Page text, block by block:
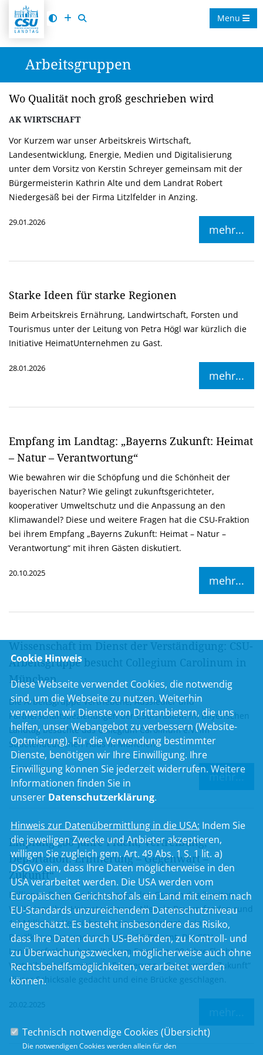
Menu
Arbeitsgruppen
Wo Qualität noch groß geschrieben wird
AK WIRTSCHAFT
Vor Kurzem war unser Arbeitskreis Wirtschaft,
Landesentwicklung, Energie, Medien und Digitalisierung
unter dem Vorsitz von Kerstin Schreyer gemeinsam mit der
Bürgermeisterin Kathrin Alte und dem Landrat Robert
Niedergesäß bei der Firma Litzlfelder in Anzing.
29.01.2026
mehr...
Starke Ideen für starke Regionen
Beim Arbeitskreis Ernährung, Landwirtschaft, Forsten und
Tourismus unter der Leitung von Petra Högl war kürzlich die
Initiative HeimatUnternehmen zu Gast.
28.01.2026
mehr...
Empfang im Landtag: „Bayerns Zukunft: Heimat
– Natur – Verantwortung“
Wie bewahren wir die Schöpfung und die Schönheit der
bayerischen Natur? Wie gelingt zukunftsgerichteter,
kooperativer Umweltschutz und die Anpassung an den
Klimawandel? Diese und weitere Fragen hat die CSU-Fraktion
bei ihrem Empfang „Bayerns Zukunft: Heimat – Natur –
Verantwortung“ mit ihren Gästen diskutiert.
20.10.2025
mehr...
Wissenschaft im Dienst der Verständigung: CSU-
Arbeitsgruppe besucht Collegium Carolinum in
München
Die Arbeitsgruppe Vertriebene, Aussiedler und
Partnerschaftsbeziehungen der CSU-Fraktion im Bayerischen
Landtag besuchte das Collegium Carolinum e.V. im
Sudetendeutschen Haus in München.
17.07.2025
mehr...
Empfang „80 Jahre Flucht, Vertreibung,
Deportation: Erinnerung – Gegenwart –
Zukunft“
Millionen Deutsche haben nach den Grauen des Zweiten
Weltkriegs ihre Heimat verloren. Allein in Bayern fanden rund
1,9 Millionen Vertriebene eine neue Heimat – ein
Bevölkerungszuwachs von über 26 Prozent. Die CSU-
Landtagsfraktion hat mit ihrem Empfang „80 Jahre Flucht,
Vertreibung, Deportation: Erinnerung – Gegenwart – Zukunft“
dieser Schicksale gedacht und eine Brücke geschlagen.
20.02.2025
mehr...
Cookie Hinweis
Diese Webseite verwendet Cookies, die notwendig
sind, um die Webseite zu nutzen. Weiterhin
verwenden wir Dienste von Drittanbietern, die uns
helfen, unser Webangebot zu verbessern (Website-
Optmierung). Für die Verwendung bestimmter
Dienste, benötigen wir Ihre Einwilligung. Ihre
Einwilligung können Sie jederzeit widerrufen. Weitere
Informationen finden Sie in
unserer Datenschutzerklärung.
Hinweis zur Datenübermittlung in die USA: Indem Sie
die jeweiligen Zwecke und Anbieter akzeptieren,
willigen Sie zugleich gem. Art. 49 Abs. 1 S. 1 lit. a)
DSGVO ein, dass Ihre Daten möglicherweise in den
USA verarbeitet werden. Die USA werden vom
Europäischen Gerichtshof als ein Land mit einem nach
EU-Standards unzureichendem Datenschutzniveau
eingeschätzt. Es besteht insbesondere das Risiko,
dass Ihre Daten durch US-Behörden, zu Kontroll- und
zu Überwachungszwecken, möglicherweise auch ohne
Rechtsbehelfsmöglichkeiten, verarbeitet werden
können.
Technisch notwendige Cookies (Übersicht)
Die notwendigen Cookies werden allein für den